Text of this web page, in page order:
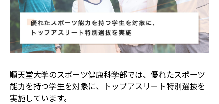
順天堂大学のスポーツ健康科学部では、優れたスポーツ
能力を持つ学生を対象に、トップアスリート特別選抜を
実施しています。